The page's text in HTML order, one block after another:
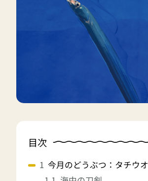
目次
今月のどうぶつ：タチウオ